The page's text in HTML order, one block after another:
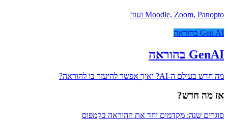
Moodle, Zoom, Panopto ועוד
Gen AI בהוראה
GenAI בהוראה
מה חדש בעולם ה-AI? ואיך אפשר להיעזר בו להוראה?
אז מה חדש?
סוגרים שנה: מקדמים יחד את ההוראה בקמפוס